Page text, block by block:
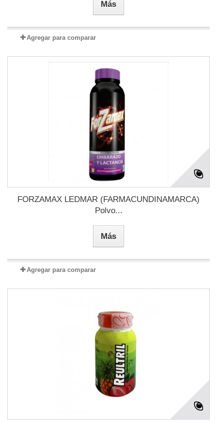
Más
Agregar para comparar
FORZAMAX LEDMAR (FARMACUNDINAMARCA)
Polvo...
Más
Agregar para comparar